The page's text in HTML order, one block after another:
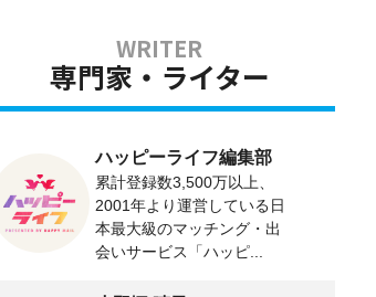
専門家・ライター
ハッピーライフ編集部
累計登録数3,500万以上、
2001年より運営している日
本最大級のマッチング・出
会いサービス「ハッピ...